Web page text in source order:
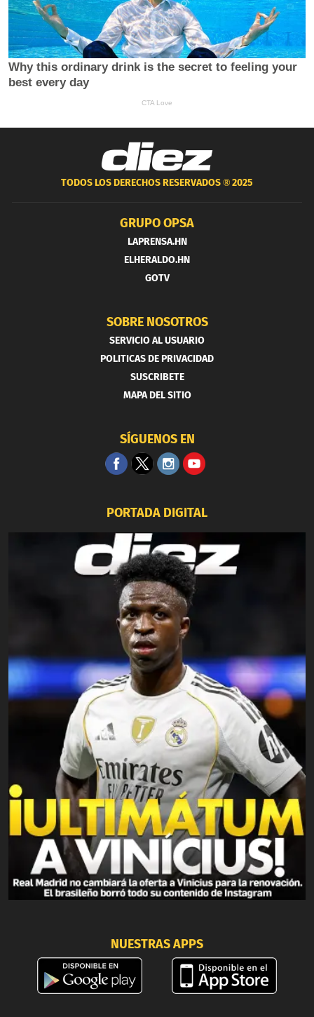
TODOS LOS DERECHOS RESERVADOS ®2025
GRUPO OPSA
LAPRENSA.HN
ELHERALDO.HN
GOTV
SOBRE NOSOTROS
SERVICIO AL USUARIO
POLITICAS DE PRIVACIDAD
SUSCRIBETE
MAPA DEL SITIO
SÍGUENOS EN
PORTADA DIGITAL
NUESTRAS APPS